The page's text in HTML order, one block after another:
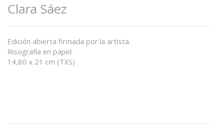
Clara Sáez
Edición abierta firmada por la artista.
Risografía en papel.
14,80 x 21 cm (TXS)